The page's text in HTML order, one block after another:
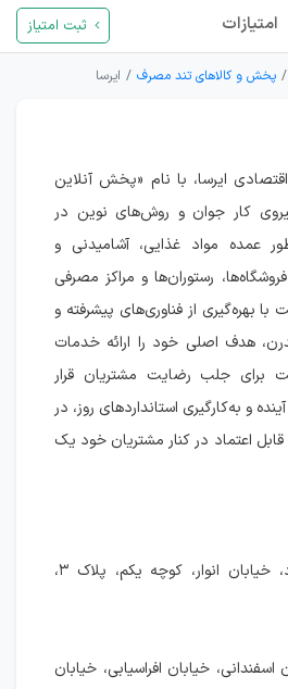
امتیازات ثبت امتیاز
پخش و کالاهای تند مصرف ایرسا
ایرسا، با نام «پخش آنلاین
نیروی کار جوان و روش‌های نوین در
عمده مواد غذایی، آشامیدنی و
رستوران‌ها و مراکز مصرفی
بهره‌گیری از فناوری‌های پیشرفته و
هدف اصلی خود را ارائه خدمات
برای جلب رضایت مشتریان قرار
و به‌کارگیری استانداردهای روز، در
اعتماد در کنار مشتریان خود یک
تهران، خیابان میرداماد، خیابان انوار، کوچه یکم، پلاک ۳،
اسفندانی، خیابان افراسیابی، خیابان